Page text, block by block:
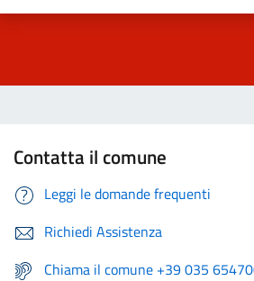
Contatta il comune
Leggi le domande frequenti
Richiedi Assistenza
Chiama il comune +39 035